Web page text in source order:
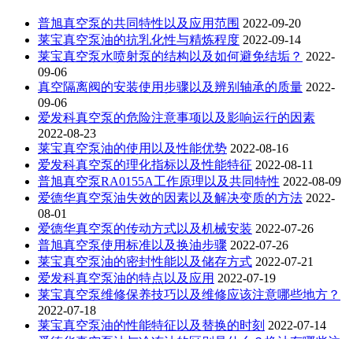
普旭真空泵的共同特性以及应用范围 2022-09-20
莱宝真空泵油的抗乳化性与精炼程度 2022-09-14
莱宝真空泵水喷射泵的结构以及如何避免结垢？ 2022-
09-06
真空隔离阀的安装使用步骤以及辨别轴承的质量 2022-
09-06
爱发科真空泵的危险注意事项以及影响运行的因素
2022-08-23
莱宝真空泵油的使用以及性能优势 2022-08-16
爱发科真空泵的理化指标以及性能特征 2022-08-11
普旭真空泵RA0155A工作原理以及共同特性 2022-08-09
爱德华真空泵油失效的因素以及解决变质的方法 2022-
08-01
爱德华真空泵的传动方式以及机械安装 2022-07-26
普旭真空泵使用标准以及换油步骤 2022-07-26
莱宝真空泵油的密封性能以及储存方式 2022-07-21
爱发科真空泵油的特点以及应用 2022-07-19
莱宝真空泵维修保养技巧以及维修应该注意哪些地方？
2022-07-18
莱宝真空泵油的性能特征以及替换的时刻 2022-07-14